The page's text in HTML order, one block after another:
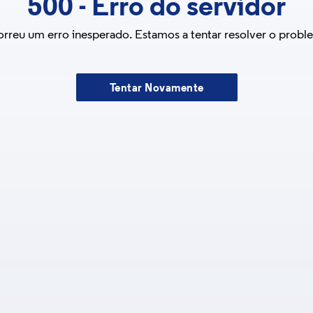
500 - Erro do servidor
um erro inesperado. Estamos a tentar resolver o
Tentar Novamente